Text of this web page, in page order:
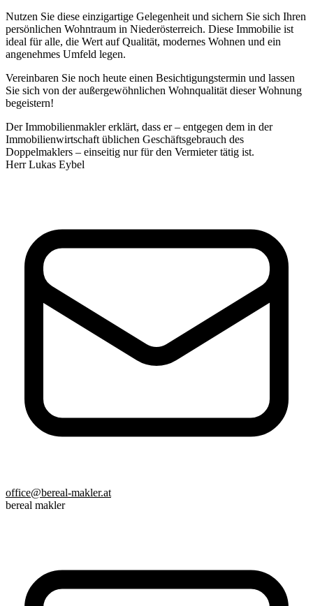
Nutzen Sie diese einzigartige Gelegenheit und sichern Sie sich Ihren
persönlichen Wohntraum in Niederösterreich. Diese Immobilie ist
ideal für alle, die Wert auf Qualität, modernes Wohnen und ein
angenehmes Umfeld legen.
Vereinbaren Sie noch heute einen Besichtigungstermin und lassen
Sie sich von der außergewöhnlichen Wohnqualität dieser Wohnung
begeistern!
Der Immobilienmakler erklärt, dass er – entgegen dem in der
Immobilienwirtschaft üblichen Geschäftsgebrauch des
Doppelmaklers – einseitig nur für den Vermieter tätig ist.
Herr Lukas Eybel
office@bereal-makler.at
bereal makler